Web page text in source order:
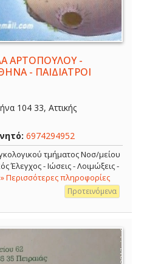
ΑΡΤΟΠΟΥΛΟΥ -
- ΠΑΙΔΙΑΤΡΟΙ
104 33, Αττικής
6974294952
τμήματος Νοσ/μείου
Έλεγχος - Ιώσεις - Λοιμώξεις -
» Περισσότερες πληροφορίες
Προτεινόμενα